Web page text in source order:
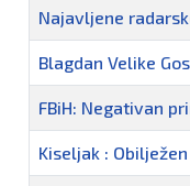
Najavljene
Blagdan Velike
FBiH: Negativan
Kiseljak :